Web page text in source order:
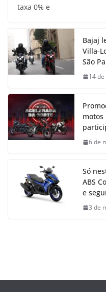
taxa 0% e
Bajaj
Villa-
São
14
motos
6 de
Só
ABS
e
3 de